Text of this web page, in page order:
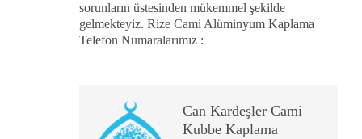
sorunların üstesinden mükemmel şekilde
gelmekteyiz. Rize Cami Alüminyum Kaplama
Telefon Numaralarımız :
Can Kardeşler Cami
Kubbe Kaplama